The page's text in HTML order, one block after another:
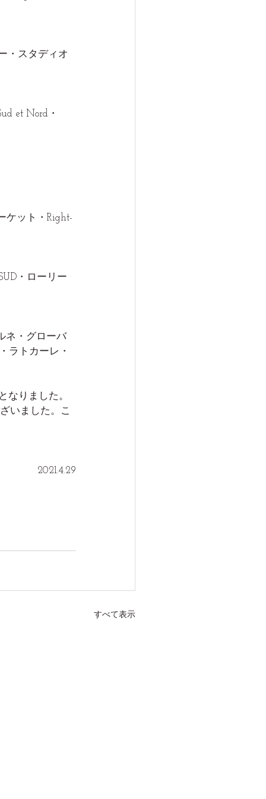
・スタディオ
et Nord・
ケット・Right-
・ローリー
ネ・グローバ
ラトカーレ・
なりました。
いました。こ
2021.4.29
すべて表示